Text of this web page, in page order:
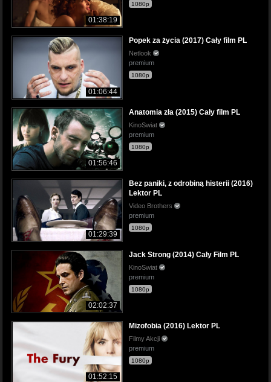
01:38:19
1080p
01:06:44
Popek za życia (2017) Cały film PL
Netlook
premium
1080p
01:56:46
Anatomia zła (2015) Cały film PL
KinoSwiat
premium
1080p
01:29:39
Bez paniki, z odrobiną histerii (2016)
Lektor PL
Video Brothers
premium
1080p
02:02:37
Jack Strong (2014) Cały Film PL
KinoSwiat
premium
1080p
01:52:15
Mizofobia (2016) Lektor PL
Filmy Akcji
premium
1080p